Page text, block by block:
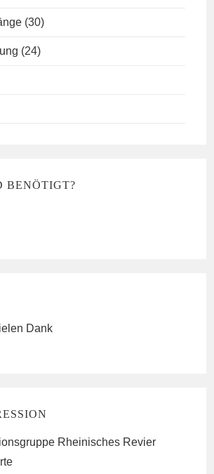
(30)
(24)
BENÖTIGT?
Rheinisches Revier